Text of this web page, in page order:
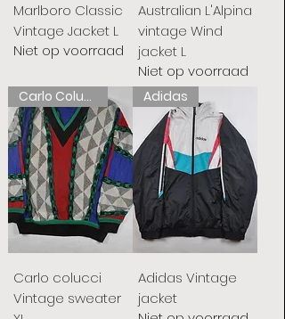
Marlboro Classic
Vintage Jacket L
Niet op voorraad
Australian L'Alpina
vintage Wind
jacket L
Niet op voorraad
Carlo Colucci
Carlo colucci
Vintage sweater
Adidas
Adidas Vintage
jacket